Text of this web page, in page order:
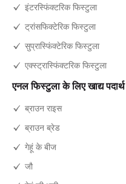
इंटरस्फिंक्टरिक फिस्टुला
ट्रांसफिक्टेरिक फिस्टुला
सुप्रास्फिंक्टेरिक फिस्टुला
एक्स्ट्रास्फिंक्टरिक फिस्टुला
एनल फिस्टुला के लिए खाद्य पदार्थ
ब्राउन राइस
ब्राउन ब्रेड
गेहूं के बीज
जौ